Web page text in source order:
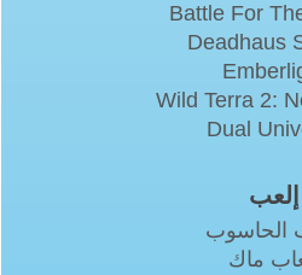
Battle For
Deadhaus
Wild Terra 2:
Dual
إلعب
الحاسوب
ماك